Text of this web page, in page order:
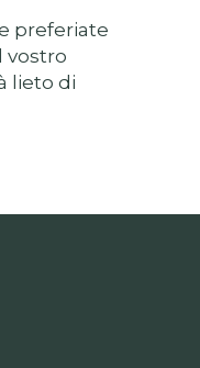
preferiate
vostro
lieto di